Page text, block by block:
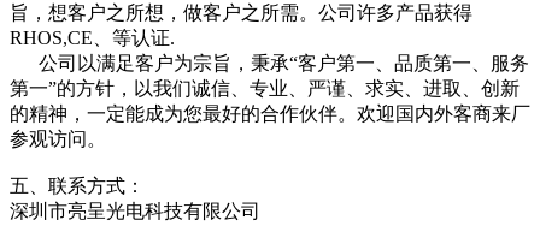
旨，想客户之所想，做客户之所需。公司许多产品获得
RHOS,CE、等认证.
公司以满足客户为宗旨，秉承“客户第一、品质第一、服务
第一”的方针，以我们诚信、专业、严谨、求实、进取、创新
的精神，一定能成为您最好的合作伙伴。欢迎国内外客商来厂
参观访问。
五、联系方式：
深圳市亮呈光电科技有限公司